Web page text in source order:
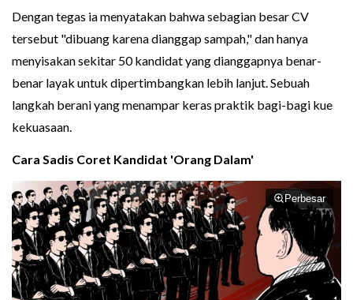
Dengan tegas ia menyatakan bahwa sebagian besar CV
tersebut "dibuang karena dianggap sampah," dan hanya
menyisakan sekitar 50 kandidat yang dianggapnya benar-
benar layak untuk dipertimbangkan lebih lanjut. Sebuah
langkah berani yang menampar keras praktik bagi-bagi kue
kekuasaan.
Cara Sadis Coret Kandidat 'Orang Dalam'
Perbesar